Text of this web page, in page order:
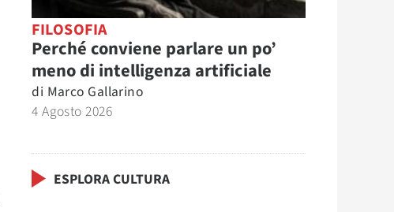
FILOSOFIA
Perché conviene parlare un po’
meno di intelligenza artificiale
di Marco Gallarino
4 Agosto 2026
ESPLORA CULTURA